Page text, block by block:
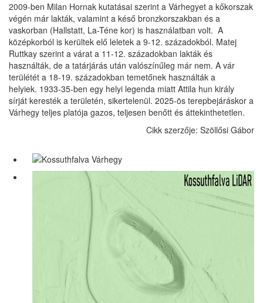
2009-ben Milan Hornak kutatásai szerint a Várhegyet a kőkorszak
végén már lakták, valamint a késő bronzkorszakban és a
vaskorban (Hallstatt, La-Téne kor) is használatban volt. A
középkorból is kerültek elő leletek a 9-12. századokból. Matej
Ruttkay szerint a várat a 11-12. századokban lakták és
használták, de a tatárjárás után valószínűleg már nem. A vár
terülétét a 18-19. századokban temetőnek használták a
helyiek. 1933-35-ben egy helyi legenda miatt Attila hun király
sírját keresték a területén, sikertelenül. 2025-ös terepbejáráskor a
Várhegy teljes platója gazos, teljesen benőtt és áttekinthetetlen.
Cikk szerzője: Szöllősi Gábor